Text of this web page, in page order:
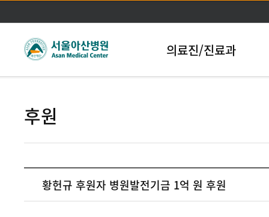
본문바로가기
의료진/진료과
후원
황헌규 후원자 병원발전기금 1억 원 후원